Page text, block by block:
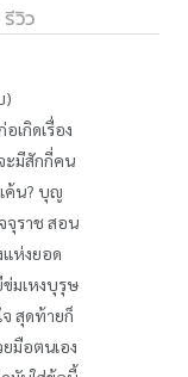
รีวิว
)
เกิดเรื่อง
ะมีสักกี่คน
ค้น? บุญ
จุราช สอน
ห่งยอด
มเหงบุรุษ
สุดท้ายก็
มือตนเอง